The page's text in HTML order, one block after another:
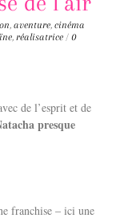
,aventure,cinéma
,réalisatrice / 0
de l’esprit et de
presque
franchise – ici une